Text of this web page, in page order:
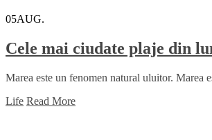
05AUG.
Cele mai ciudate plaje din
Marea este un fenomen natural uluitor. Marea
Life Read More